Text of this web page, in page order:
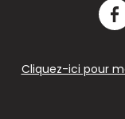
Cliquez-ici pour